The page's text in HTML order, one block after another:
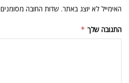
האימייל לא יוצג באתר. שדות החובה מסומנים
התגובה שלך *